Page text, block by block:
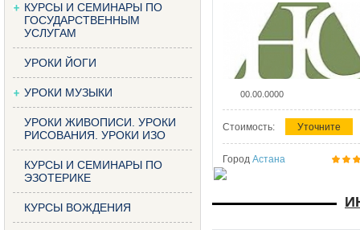
КУРСЫ И СЕМИНАРЫ ПО
ГОСУДАРСТВЕННЫМ
УСЛУГАМ
УРОКИ ЙОГИ
УРОКИ МУЗЫКИ
УРОКИ ЖИВОПИСИ. УРОКИ
РИСОВАНИЯ. УРОКИ ИЗО
КУРСЫ И СЕМИНАРЫ ПО
ЭЗОТЕРИКЕ
КУРСЫ ВОЖДЕНИЯ
00.00.0000
Стоимость: Уточните
Город Астана